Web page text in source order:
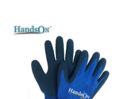
物料
布料: 13針無縫尼龍和彈性纖維
(Seamless Nylon / Spandex)
塗層: 有壓紋丁腈泡沫
(Embossed Foam Nitrile)